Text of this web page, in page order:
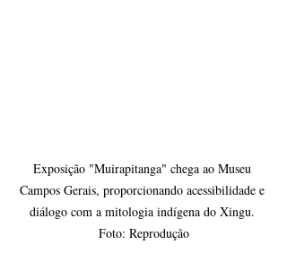
Exposição "Muirapitanga" chega ao Museu
Campos Gerais, proporcionando acessibilidade e
diálogo com a mitologia indígena do Xingu.
Foto: Reprodução